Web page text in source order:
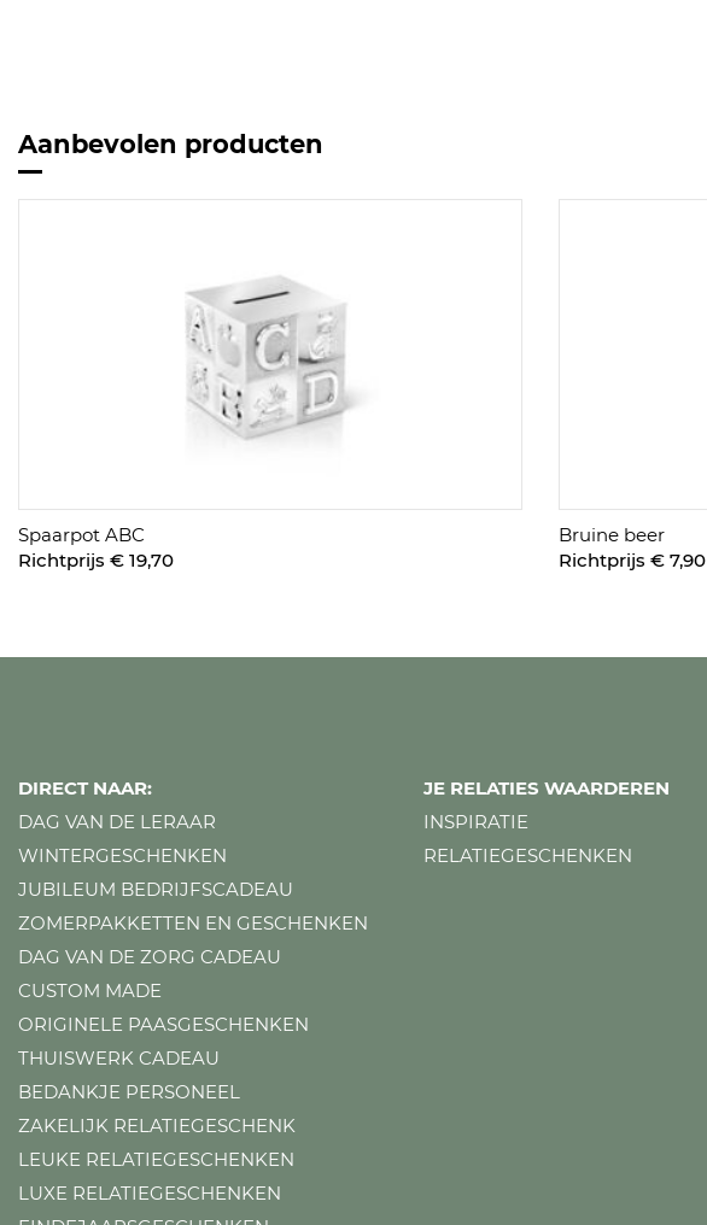
Aanbevolen producten
Spaarpot ABC
Richtprijs € 19,70
Bruine beer
Richtprijs € 7,90
DIRECT NAAR:
DAG VAN DE LERAAR
WINTERGESCHENKEN
JUBILEUM BEDRIJFSCADEAU
ZOMERPAKKETTEN EN GESCHENKEN
DAG VAN DE ZORG CADEAU
CUSTOM MADE
ORIGINELE PAASGESCHENKEN
THUISWERK CADEAU
BEDANKJE PERSONEEL
ZAKELIJK RELATIEGESCHENK
LEUKE RELATIEGESCHENKEN
LUXE RELATIEGESCHENKEN
JE RELATIES WAARDEREN
INSPIRATIE
RELATIEGESCHENKEN